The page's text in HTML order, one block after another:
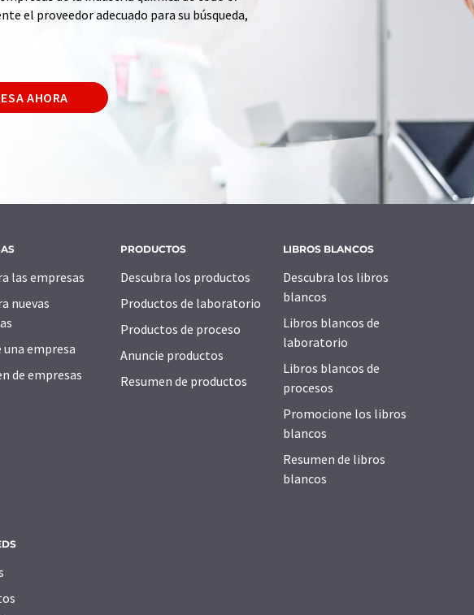
el proveedor adecuado para su búsqueda,
AHORA
las empresas
nuevas
una empresa
de empresas
PRODUCTOS
Descubra los productos
Productos de laboratorio
Productos de proceso
Anuncie productos
Resumen de productos
LIBROS BLANCOS
Descubra los libros
blancos
Libros blancos de
laboratorio
Libros blancos de
procesos
Promocione los libros
blancos
Resumen de libros
blancos